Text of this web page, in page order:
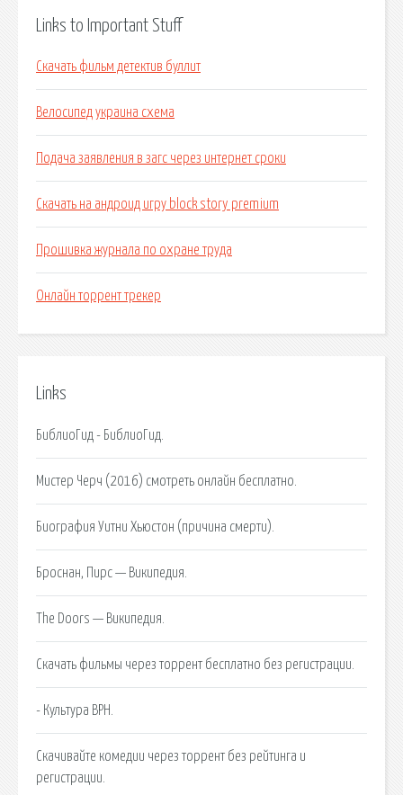
Links to Important Stuff
Скачать фильм детектив буллит
Велосипед украина схема
Подача заявления в загс через интернет сроки
Скачать на андроид игру block story premium
Прошивка журнала по охране труда
Онлайн торрент трекер
Links
БиблиоГид - БиблиоГид.
Мистер Черч (2016) смотреть онлайн бесплатно.
Биография Уитни Хьюстон (причина смерти).
Броснан, Пирс — Википедия.
The Doors — Википедия.
Скачать фильмы через торрент бесплатно без регистрации.
- Культура ВРН.
Скачивайте комедии через торрент без рейтинга и
регистрации.